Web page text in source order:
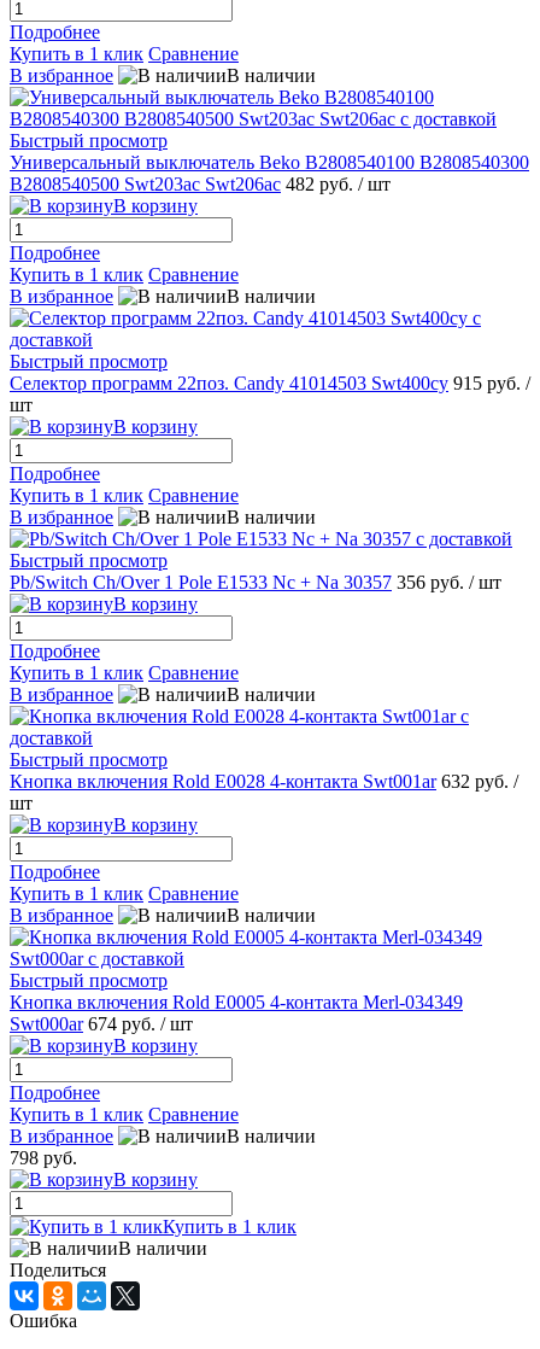
Подробнее
Купить в 1 клик Сравнение
В избранное
В наличии
Быстрый просмотр
Универсальный выключатель Beko B2808540100 B2808540300
B2808540500 Swt203ac Swt206ac 482 руб. / шт
В корзину
Подробнее
Купить в 1 клик Сравнение
В избранное
В наличии
Быстрый просмотр
Селектор программ 22поз. Candy 41014503 Swt400cy 915 руб. /
шт
В корзину
Подробнее
Купить в 1 клик Сравнение
В избранное
В наличии
Быстрый просмотр
Pb/Switch Ch/Over 1 Pole E1533 Nc + Na 30357 356 руб. / шт
В корзину
Подробнее
Купить в 1 клик Сравнение
В избранное
В наличии
Быстрый просмотр
Кнопка включения Rold E0028 4-контакта Swt001ar 632 руб. /
шт
В корзину
Подробнее
Купить в 1 клик Сравнение
В избранное
В наличии
Быстрый просмотр
Кнопка включения Rold E0005 4-контакта Merl-034349
Swt000ar 674 руб. / шт
В корзину
Подробнее
Купить в 1 клик Сравнение
В избранное
В наличии
798 руб.
В корзину
Купить в 1 клик
В наличии
Поделиться
Ошибка